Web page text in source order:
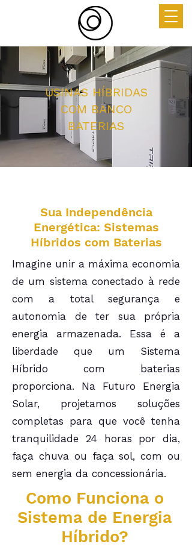
USINAS HÍBRIDAS
COM BANCO
BATERIAS
Sua Independência
Energética: Sistemas
Híbridos com Baterias
Imagine unir a máxima economia
de um sistema conectado à rede
com a total segurança e
autonomia de ter sua própria
energia armazenada. Essa é a
liberdade que um Sistema
Híbrido com baterias
proporciona. Na Futuro Energia
Solar, projetamos soluções
completas para que você tenha
tranquilidade 24 horas por dia,
faça chuva ou faça sol, com ou
sem energia da concessionária.
Como Funciona o
Sistema de Energia
Híbrido?